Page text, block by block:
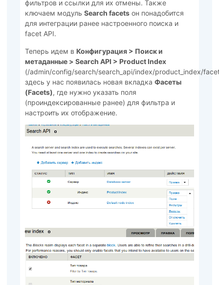
фильтров и ссылки для их отмены. Также
ключаем модуль Search facetsон понадобится
для интеграции ранее настроенного поиска и
facet API.
Теперь идем в Конфигурация > Поиск и
метаданные > Search API > Product Index
(/admin/config/search/search_api/index/product_index/
здесь у нас появилась новая вкладка Фасеты
(Facets), где нужно указать поля
(проиндексированные ранее) для фильтра и
настроить их отображение.